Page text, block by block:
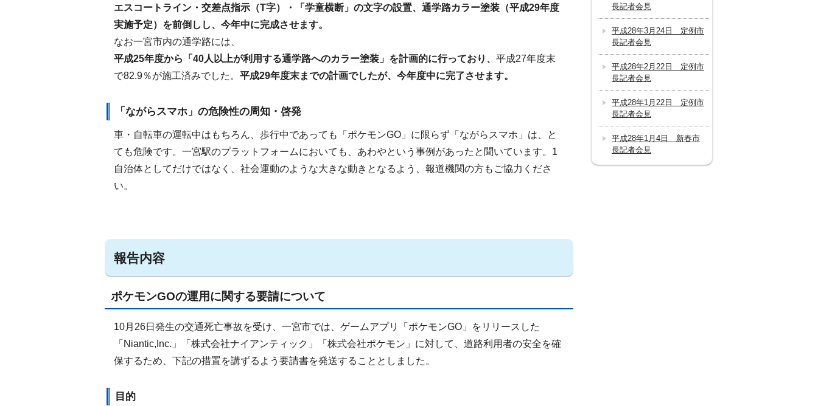
エスコートライン・交差点指示（T字）・「学童横断」の文字の設置、通学路カラー塗装（平成29年度
実施予定）を前倒しし、今年中に完成させます。
なお一宮市内の通学路には、
平成25年度から「40人以上が利用する通学路へのカラー塗装」を計画的に行っており、 平成27年度末
で82.9％が施工済みでした。 平成29年度末までの計画でしたが、今年度中に完了させます。
「ながらスマホ」の危険性の周知・啓発
車・自転車の運転中はもちろん、歩行中であっても「ポケモンGO」に限らず「ながらスマホ」は、と
ても危険です。一宮駅のプラットフォームにおいても、あわやという事例があったと聞いています。1
自治体としてだけではなく、社会運動のような大きな動きとなるよう、報道機関の方もご協力くださ
い。
報告内容
ポケモンGOの運用に関する要請について
10月26日発生の交通死亡事故を受け、一宮市では、ゲームアプリ「ポケモンGO」をリリースした
「Niantic,Inc.」「株式会社ナイアンティック」「株式会社ポケモン」に対して、道路利用者の安全を確
保するため、下記の措置を講ずるよう要請書を発送することとしました。
目的
長記者会見
平成28年3月24日 定例市
長記者会見
平成28年2月22日 定例市
長記者会見
平成28年1月22日 定例市
長記者会見
平成28年1月4日 新春市
長記者会見